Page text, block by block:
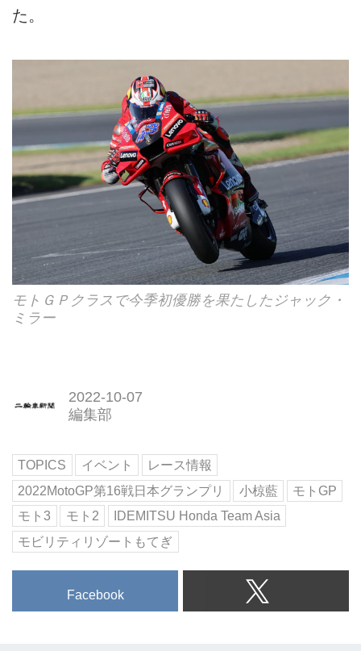
た。
モトＧＰクラスで今季初優勝を果たしたジャック・
ミラー
2022-10-07
編集部
TOPICS イベント
レース情報
2022MotoGP第16戦日本グランプリ
小椋藍
モトGP
モト3
モト2
IDEMITSU Honda Team Asia
モビリティリゾートもてぎ
Facebook